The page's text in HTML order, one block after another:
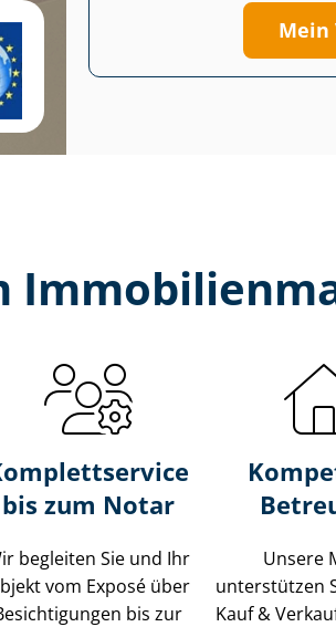
Mein
bis zum Notar
begleiten Sie und Ihr
vom Exposé über
bis zur
Unsere
unterstützen
Kauf &